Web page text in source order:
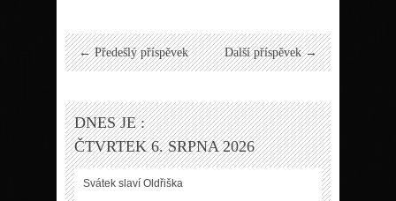
← Předešlý příspěvek Další příspěvek →
DNES JE :
ČTVRTEK 6. SRPNA 2026
Svátek slaví Oldřiška